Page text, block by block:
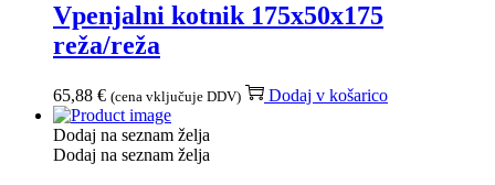
Vpenjalni kotnik 175x50x175
reža/reža
65,88 € (cena vključuje DDV) Dodaj v košarico
Dodaj na seznam želja
Dodaj na seznam želja